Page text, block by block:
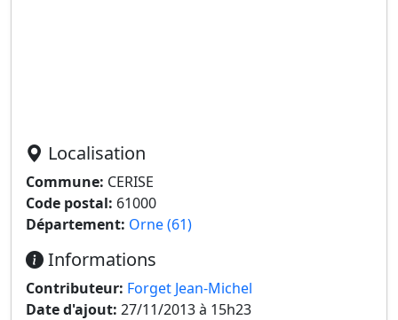
Localisation
Commune: CERISE
Code postal: 61000
Département: Orne (61)
Informations
Contributeur: Forget Jean-Michel
Date d'ajout: 27/11/2013 à 15h23